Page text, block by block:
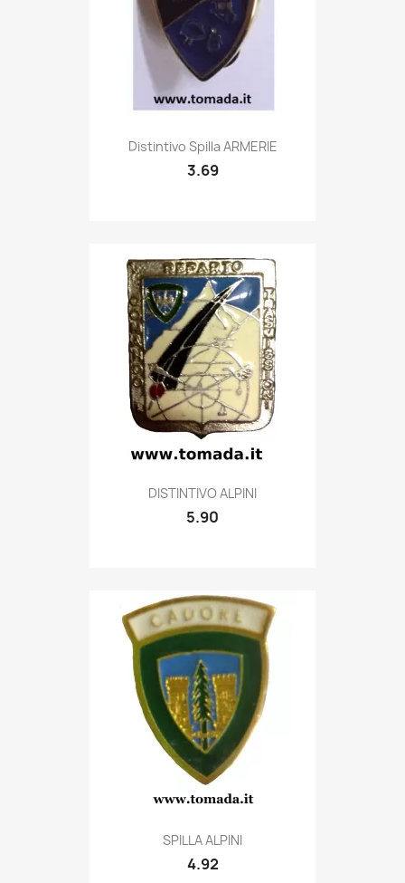
Quick view
Distintivo Spilla ARMERIE
3.69
Quick view
DISTINTIVO ALPINI
5.90
Quick view
SPILLA ALPINI
4.92